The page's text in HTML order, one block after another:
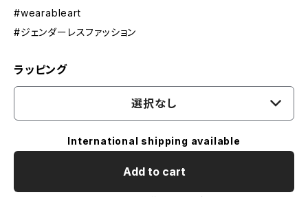
#wearableart
#ジェンダーレスファッション
ラッピング
選択なし
International shipping available
Add to cart